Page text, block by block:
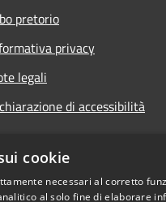
pretorio
privacy
legali
di accessibilità
cookie
necessari al corretto
al solo fine di elaborare